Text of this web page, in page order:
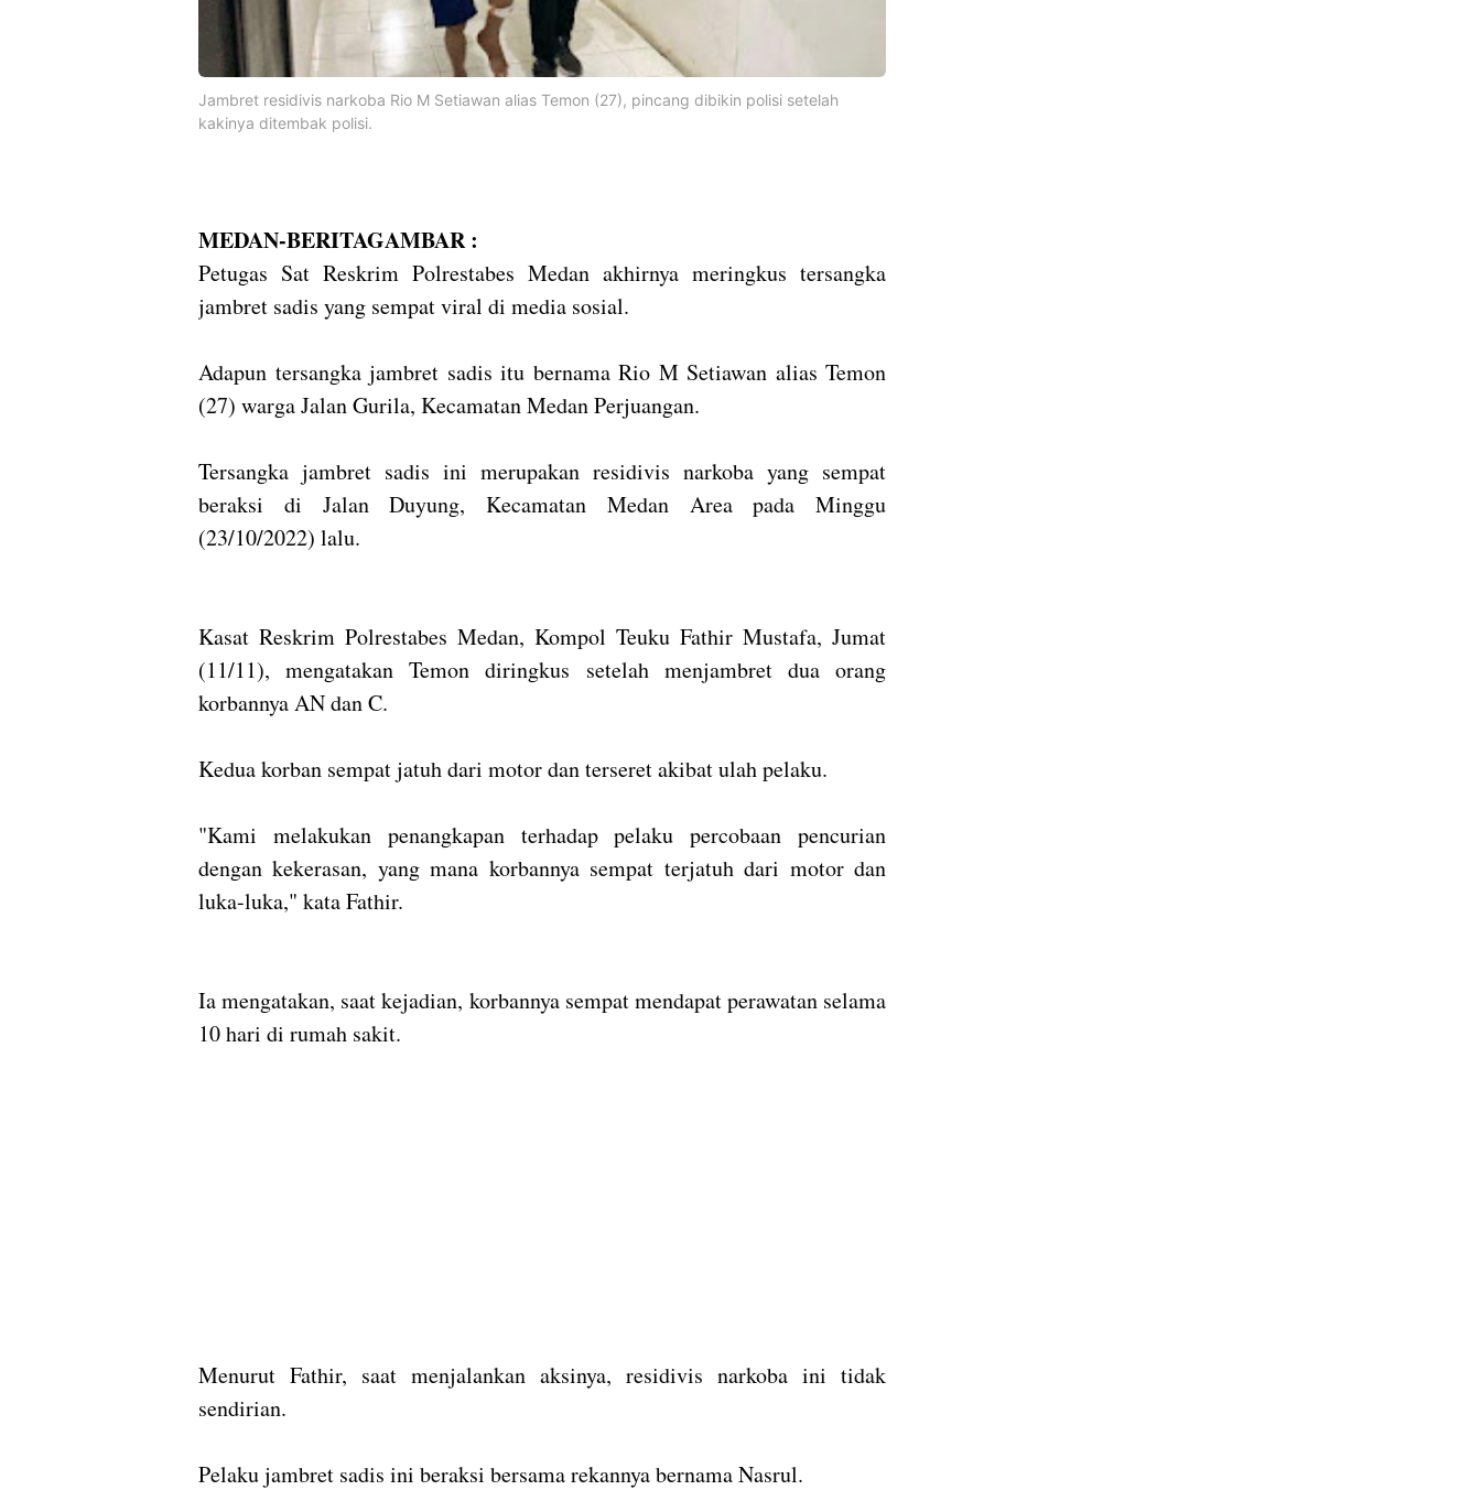
Jambret residivis narkoba Rio M Setiawan alias Temon (27), pincang dibikin polisi setelah
kakinya ditembak polisi.
MEDAN-BERITAGAMBAR :
Petugas Sat Reskrim Polrestabes Medan akhirnya meringkus tersangka
jambret sadis yang sempat viral di media sosial.
Adapun tersangka jambret sadis itu bernama Rio M Setiawan alias Temon
(27) warga Jalan Gurila, Kecamatan Medan Perjuangan.
Tersangka jambret sadis ini merupakan residivis narkoba yang sempat
beraksi di Jalan Duyung, Kecamatan Medan Area pada Minggu
(23/10/2022) lalu.
Kasat Reskrim Polrestabes Medan, Kompol Teuku Fathir Mustafa, Jumat
(11/11), mengatakan Temon diringkus setelah menjambret dua orang
korbannya AN dan C.
Kedua korban sempat jatuh dari motor dan terseret akibat ulah pelaku.
"Kami melakukan penangkapan terhadap pelaku percobaan pencurian
dengan kekerasan, yang mana korbannya sempat terjatuh dari motor dan
luka-luka," kata Fathir.
Ia mengatakan, saat kejadian, korbannya sempat mendapat perawatan selama
10 hari di rumah sakit.
Menurut Fathir, saat menjalankan aksinya, residivis narkoba ini tidak
sendirian.
Pelaku jambret sadis ini beraksi bersama rekannya bernama Nasrul.